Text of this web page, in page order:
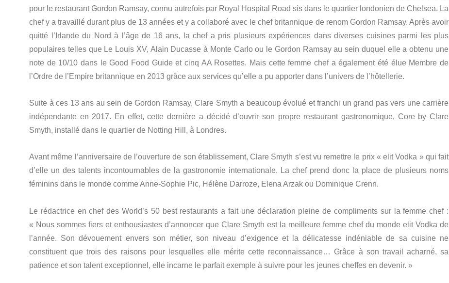
pour le restaurant Gordon Ramsay, connu autrefois par Royal Hospital Road sis dans le quartier londonien de Chelsea. La
chef y a travaillé durant plus de 13 années et y a collaboré avec le chef britannique de renom Gordon Ramsay. Après avoir
quitté l’Irlande du Nord à l’âge de 16 ans, la chef a pris plusieurs expériences dans diverses cuisines parmi les plus
populaires telles que Le Louis XV, Alain Ducasse à Monte Carlo ou le Gordon Ramsay au sein duquel elle a obtenu une
note de 10/10 dans le Good Food Guide et cinq AA Rosettes. Mais cette femme chef a également été élue Membre de
l’Ordre de l’Empire britannique en 2013 grâce aux services qu’elle a pu apporter dans l’univers de l’hôtellerie.
Suite à ces 13 ans au sein de Gordon Ramsay, Clare Smyth a beaucoup évolué et franchi un grand pas vers une carrière
indépendante en 2017. En effet, cette dernière a décidé d’ouvrir son propre restaurant gastronomique, Core by Clare
Smyth, installé dans le quartier de Notting Hill, à Londres.
Avant même l’anniversaire de l’ouverture de son établissement, Clare Smyth s’est vu remettre le prix « elit Vodka » qui fait
d’elle un des talents incontournables de la gastronomie internationale. La chef prend donc la place de plusieurs noms
féminins dans le monde comme Anne-Sophie Pic, Hélène Darroze, Elena Arzak ou Dominique Crenn.
Le rédactrice en chef des World’s 50 best restaurants a fait une déclaration pleine de compliments sur la femme chef :
« Nous sommes fiers et enthousiastes d’annoncer que Clare Smyth est la meilleure femme chef du monde elit Vodka de
l’année. Son dévouement envers son métier, son niveau d’exigence et la délicatesse indéniable de sa cuisine ne
constituent que trois des raisons pour lesquelles elle mérite cette reconnaissance… Grâce à son travail acharné, sa
patience et son talent exceptionnel, elle incarne le parfait exemple à suivre pour les jeunes cheffes en devenir. »